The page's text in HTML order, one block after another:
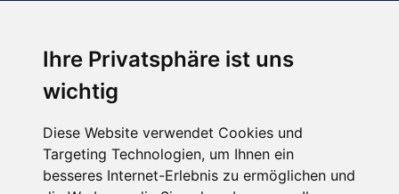
Ihre Privatsphäre ist uns
wichtig
Diese Website verwendet Cookies und
Targeting Technologien, um Ihnen ein
besseres Internet-Erlebnis zu ermöglichen und
Abonnieren Sie unseren Newsletter
Email*